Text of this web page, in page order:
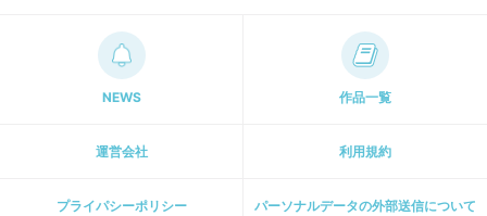
NEWS 作品一覧
運営会社 利用規約
プライパシーポリシー パーソナルデータの外部送信について